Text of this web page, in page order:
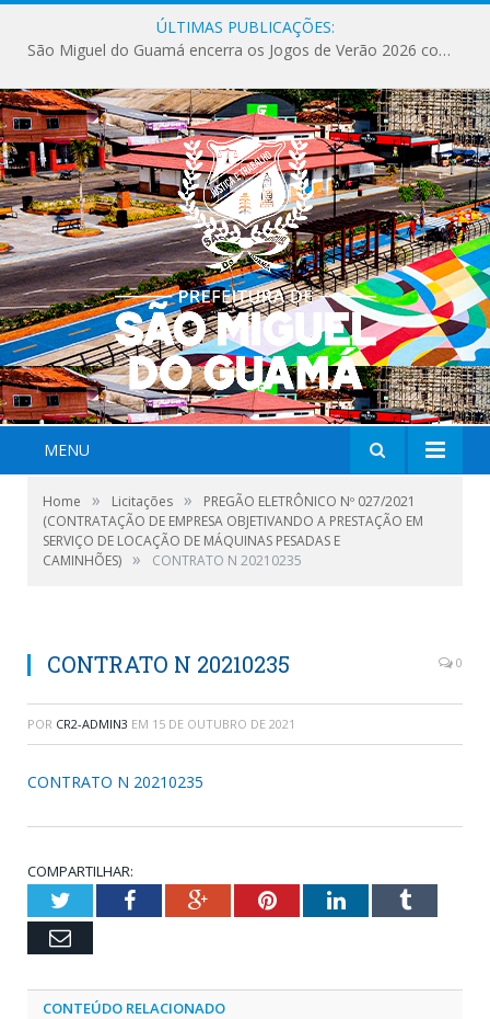
ÚLTIMAS PUBLICAÇÕES:
São Miguel do Guamá encerra os Jogos de Verão 2026 com sucesso de público e competições.
MENU
Home » Licitações »
PREGÃO ELETRÔNICO Nº 027/2021
(CONTRATAÇÃO DE EMPRESA OBJETIVANDO A PRESTAÇÃO EM
SERVIÇO DE LOCAÇÃO DE MÁQUINAS PESADAS E
CAMINHÕES) » CONTRATO N 20210235
CONTRATO N 20210235 0
POR CR2-ADMIN3 EM 15 DE OUTUBRO DE 2021
CONTRATO N 20210235
COMPARTILHAR:
TwitterFacebookGoogle+PinterestLinkedInTumblr
Email
CONTEÚDO RELACIONADO